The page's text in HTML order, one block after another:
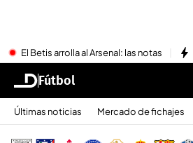
El Betis arrolla al Arsenal: las notas
Fútbol
Últimas noticias Mercado de fichajes